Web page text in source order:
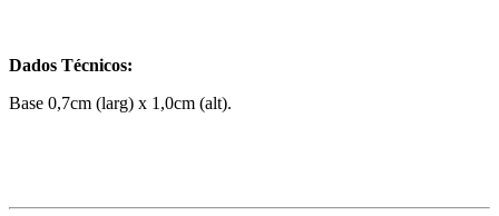
Dados Técnicos:
Base 0,7cm (larg) x 1,0cm (alt).